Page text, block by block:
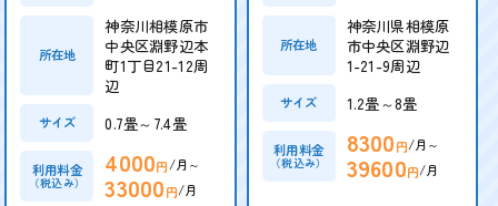
所在地
神奈川相模原市
中央区淵野辺本
町1丁目21-12周
辺
サイズ 0.7畳～7.4畳
利用料金
（税込み）
4000円/月～
33000円/月
所在地
神奈川県相模原
市中央区淵野辺
1-21-9周辺
サイズ 1.2畳～8畳
利用料金
（税込み）
8300円/月～
39600円/月